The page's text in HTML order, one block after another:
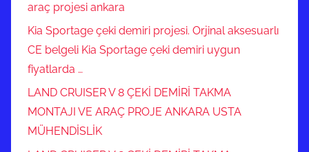
araç projesi ankara
Kia Sportage çeki demiri projesi. Orjinal aksesuarlı
CE belgeli Kia Sportage çeki demiri uygun
fiyatlarda …
LAND CRUISER V 8 ÇEKİ DEMİRİ TAKMA
MONTAJI VE ARAÇ PROJE ANKARA USTA
MÜHENDİSLİK